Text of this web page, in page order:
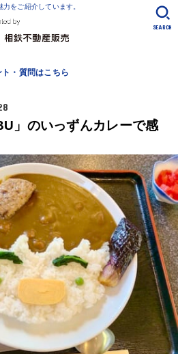
をご紹介しています。
ト・質問はこちら
SEARCH
」のいっずんカレーで感